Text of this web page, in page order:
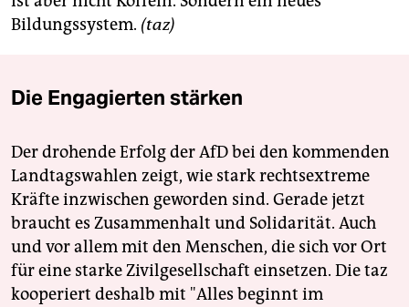
shop
unterstützen
abo
genossenschaft
epaper login
Bildungssystem. (taz)
Die Engagierten stärken
Der drohende Erfolg der AfD bei den kommenden
Landtagswahlen zeigt, wie stark rechtsextreme
Kräfte inzwischen geworden sind. Gerade jetzt
braucht es Zusammenhalt und Solidarität. Auch
und vor allem mit den Menschen, die sich vor Ort
für eine starke Zivilgesellschaft einsetzen. Die taz
kooperiert deshalb mit "Alles beginnt im